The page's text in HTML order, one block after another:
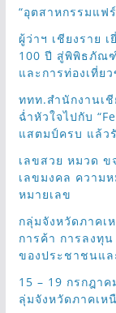
“อุตสาหกรรมแฟ
ผู้ว่าฯ เชียงราย
100 ปี สู่พิพิธภัณ
และการท่องเที่ยว
ททท.สำนักงานเ
ฉ่ำหัวใจไปกับ
แสตมป์ครบ แล้ว
เลขสวย หมวด
เลขมงคล ความ
หมายเลข
กลุ่มจังหวัดภาคเ
การค้า การลงทุ
ของประชาชนแล
15 – 19 กรกฎา
ลุ่มจังหวัดภาคเห